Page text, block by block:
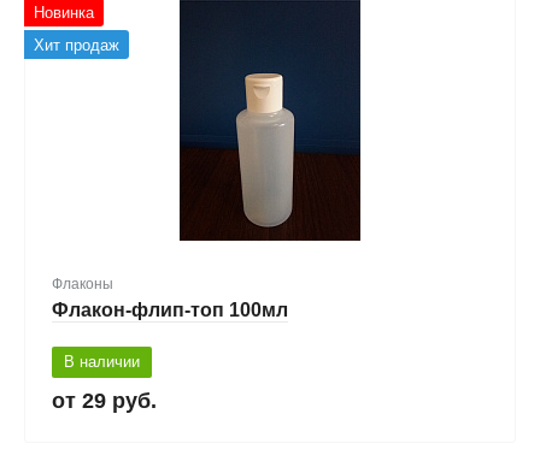
Новинка
Хит продаж
Флаконы
Флакон-флип-топ 100мл
В наличии
29 руб.